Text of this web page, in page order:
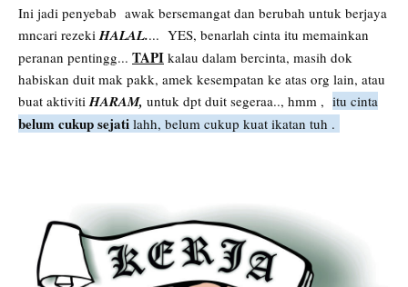
Ini jadi penyebab awak bersemangat dan berubah untuk berjaya
mncari rezeki HALAL.... YES, benarlah cinta itu memainkan
peranan pentingg... TAPI kalau dalam bercinta, masih dok
habiskan duit mak pakk, amek kesempatan ke atas org lain, atau
buat aktiviti HARAM, untuk dpt duit segeraa.., hmm , itu cinta
belum cukup sejati lahh, belum cukup kuat ikatan tuh .